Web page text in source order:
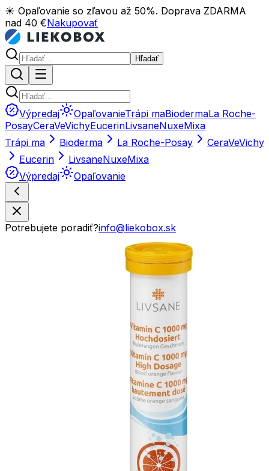
☀️ Opaľovanie so zľavou až 50%. Doprava ZDARMA
nad 40 €Nakupovať
Hľadať
Výpredaj OpaľovanieTrápi maBiodermaLa Roche-
PosayCeraVeVichyEucerinLivsaneNuxeMixa
Trápi ma
Bioderma La Roche-Posay CeraVeVichy
Eucerin
LivsaneNuxeMixa
Výpredaj
Opaľovanie
Potrebujete poradiť?info@liekobox.sk